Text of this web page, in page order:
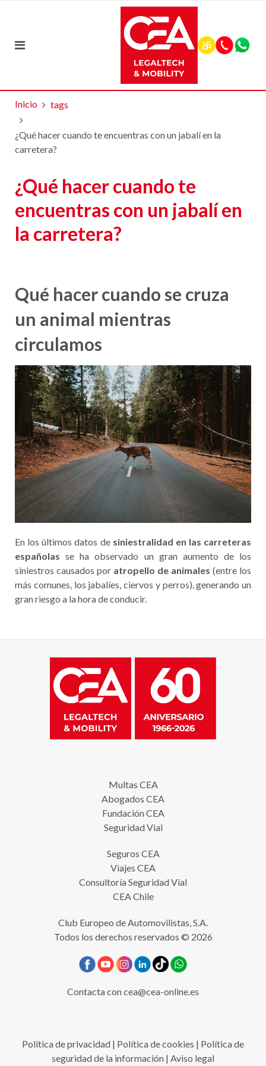
Inicio tags
¿Qué hacer cuando te encuentras con un jabalí en la
carretera?
¿Qué hacer cuando te
encuentras con un jabalí en
la carretera?
Qué hacer cuando se cruza
un animal mientras
circulamos
En los últimos datos de siniestralidad en las carreteras
españolas se ha observado un gran aumento de los
siniestros causados por atropello de animales (entre los
más comunes, los jabalíes, ciervos y perros), generando un
gran riesgo a la hora de conducir.
Multas CEA
Abogados CEA
Fundación CEA
Seguridad Vial
Seguros CEA
Viajes CEA
Consultoría Seguridad Vial
CEA Chile
Club Europeo de Automovilistas, S.A.
Todos los derechos reservados © 2026
Contacta concea@cea-online.es
Política de privacidad | Política de cookies | Política de
seguridad de la información | Aviso legal